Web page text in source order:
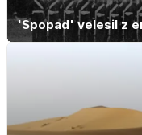
'Spopad' velesil z